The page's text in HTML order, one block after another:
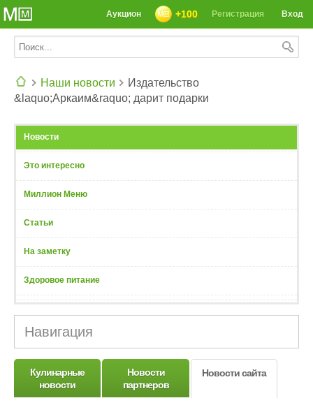
Вход
Регистрация
+100
Аукцион
Наши новости
Издательство
&laquo;Аркаим&raquo; дарит подарки
Новости
Это интересно
Миллион Меню
Статьи
На заметку
Здоровое питание
Навигация
Кулинарные
новости
Новости
партнеров
Новости сайта